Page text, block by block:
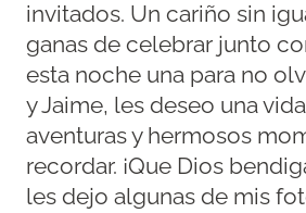
invitados. Un cariño sin
ganas de celebrar junto
esta noche una para no
y Jaime, les deseo una
aventuras y hermosos
recordar. ¡Que Dios
les dejo algunas de mis